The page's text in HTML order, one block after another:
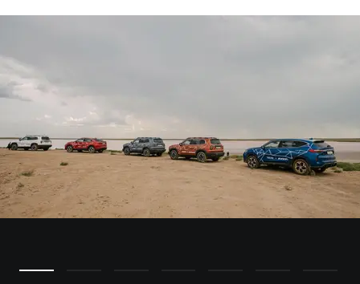
Автомобильные аксессуары
Коллекция Базовая
Коллекция Детская
Коллекция Базовая